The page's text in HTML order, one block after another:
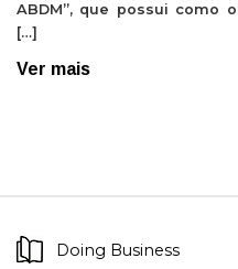
ABDM”, que possui como
[…]
Ver mais
Doing Business